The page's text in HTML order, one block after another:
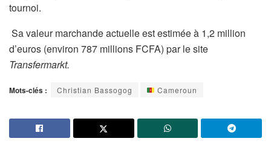
tournoi.
Sa valeur marchande actuelle est estimée à 1,2 million
d’euros (environ 787 millions FCFA) par le site
Transfermarkt.
Mots-clés : Christian Bassogog Cameroun